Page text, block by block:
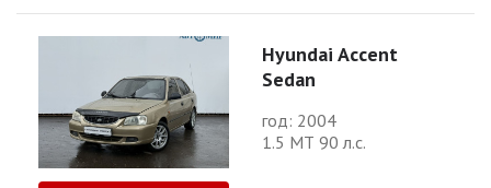
Hyundai Accent
Sedan
год: 2004
1.5 МТ 90 л.с.